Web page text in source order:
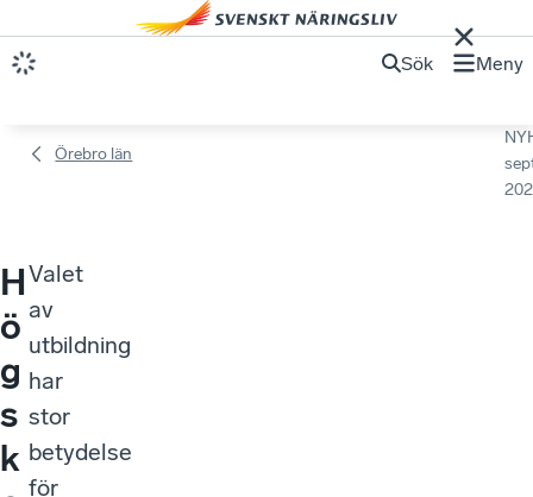
Sök Meny
Örebro län
H
ö
g
s
k
Valet
av
utbildning
har
stor
betydelse
för